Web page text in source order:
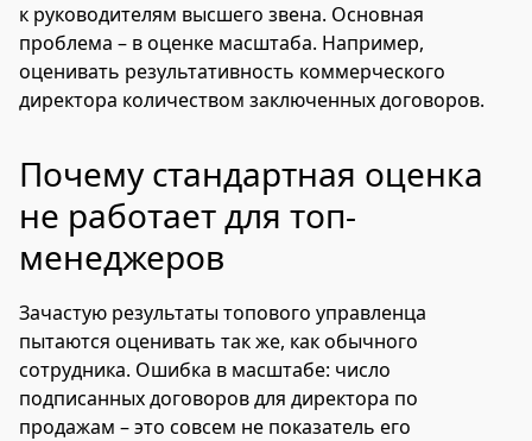
к руководителям высшего звена. Основная
проблема – в оценке масштаба. Например,
оценивать результативность коммерческого
директора количеством заключенных договоров.
Почему стандартная оценка
не работает для топ-
менеджеров
Зачастую результаты топового управленца
пытаются оценивать так же, как обычного
сотрудника. Ошибка в масштабе: число
подписанных договоров для директора по
продажам – это совсем не показатель его